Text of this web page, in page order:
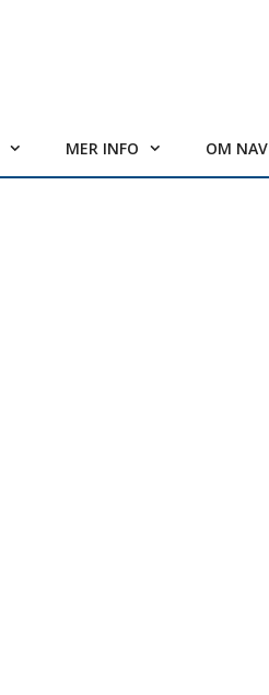
MER INFO OM NAV